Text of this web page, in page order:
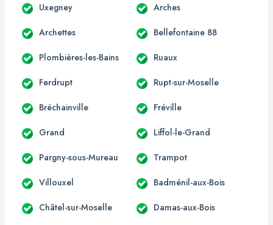
Uxegney Arches
Archettes Bellefontaine 88
Plombières-les-Bains Ruaux
Ferdrupt Rupt-sur-Moselle
Bréchainville Fréville
Grand Liffol-le-Grand
Pargny-sous-Mureau Trampot
Villouxel Badménil-aux-Bois
Châtel-sur-Moselle Damas-aux-Bois